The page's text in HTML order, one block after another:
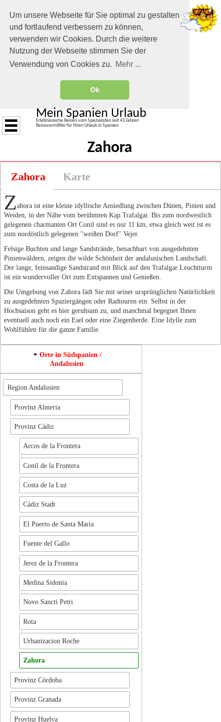
Um unsere Webseite für Sie optimal zu gestalten
und fortlaufend verbessern zu können,
verwenden wir Cookies. Durch die weitere
Nutzung der Webseite stimmen Sie der
Verwendung von Cookies zu. Mehr ...
Ok
Mein Spanien Urlaub
Erlebnisreiche Reisen vom Spezialisten seit 43 Jahren
Reisevermittler für Ihren Urlaub in Spanien
Zahora
Zahora Karte
Zahora ist eine kleine idyllische Ansiedlung zwischen Dünen, Pinien und
Weiden, in der Nähe vom berühmten Kap Trafalgar. Bis zum nordwestlich
gelegenen charmanten Ort Conil sind es nur 11 km, etwa gleich weit ist es
zum nordöstlich gelegenen "weißen Dorf" Vejer.
Felsige Buchten und lange Sandstrände, benachbart von ausgedehnten
Pinienwäldern, zeigen die wilde Schönheit der andalusischen Landschaft.
Der lange, feinsandige Sandstrand mit Blick auf den Trafalgar Leuchtturm
ist ein wundervoller Ort zum Entspannen und Genießen.
Die Umgebung von Zahora lädt Sie mit seiner ursprünglichen Natürlichkeit
zu ausgedehnten Spaziergängen oder Radtouren ein. Selbst in der
Hochsaison geht es hier geruhsam zu, und manchmal begegnet Ihnen
eventuell auch noch ein Esel oder eine Ziegenherde. Eine Idylle zum
Wohlfühlen für die ganze Familie.
Orte in Südspanien /
Andalusien
Region Andalusien
Provinz Almeria
Provinz Cádiz
Arcos de la Frontera
Conil de la Frontera
Costa de la Luz
Cádiz Stadt
El Puerto de Santa Maria
Fuente del Gallo
Jerez de la Frontera
Medina Sidonia
Novo Sancti Petri
Rota
Urbanizacion Roche
Zahora
Provinz Córdoba
Provinz Granada
Provinz Huelva